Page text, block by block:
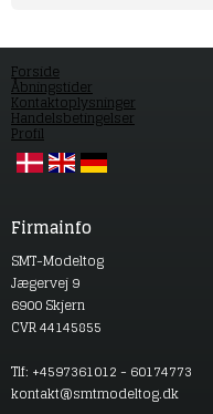
Forside
Åbningstider
Kontaktoplysninger
Handelsbetingelser
Profil
Firmainfo
SMT-Modeltog
Jægervej 9
6900 Skjern
CVR 44145855
Tlf: +4597361012 - 60174773
kontakt@smtmodeltog.dk